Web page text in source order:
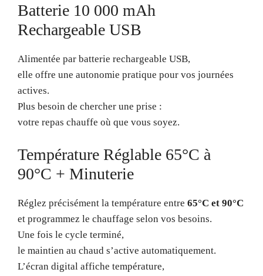
Batterie 10 000 mAh
Rechargeable USB
Alimentée par batterie rechargeable USB,
elle offre une autonomie pratique pour vos journées
actives.
Plus besoin de chercher une prise :
votre repas chauffe où que vous soyez.
Température Réglable 65°C à
90°C + Minuterie
Réglez précisément la température entre 65°C et 90°C
et programmez le chauffage selon vos besoins.
Une fois le cycle terminé,
le maintien au chaud s’active automatiquement.
L’écran digital affiche température,